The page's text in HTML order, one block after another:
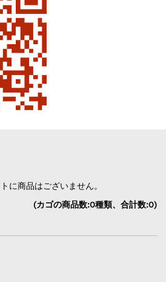
に商品はございません。
(カゴの商品数:0種類、合計数:0)